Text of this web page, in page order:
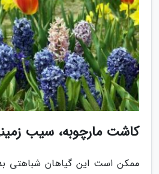
کاشت مارچوبه، سیب
ممکن است این گیاهان شباهتی